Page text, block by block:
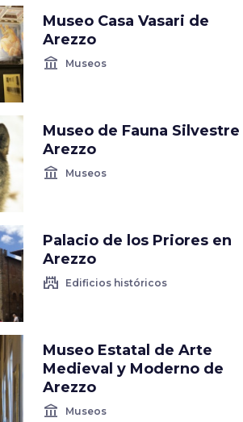
Museo Casa Vasari de
Arezzo
account_balance Museos
Museo de Fauna
Arezzo
account_balance Museos
Palacio de los Priores en
Arezzo
castle Edificios históricos
Museo Estatal de Arte
Medieval y Moderno de
Arezzo
account_balance Museos